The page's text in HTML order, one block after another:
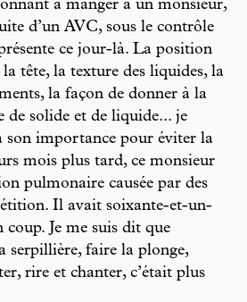
à manger à un monsieur,
d’un AVC, sous le contrôle
ce jour-là. La position
tête, la texture des liquides, la
la façon de donner à la
de solide et de liquide... je
son importance pour éviter la
mois plus tard, ce monsieur
pulmonaire causée par des
Il avait soixante-et-un-
coup. Je me suis dit que
serpillière, faire la plonge,
rire et chanter, c’était plus